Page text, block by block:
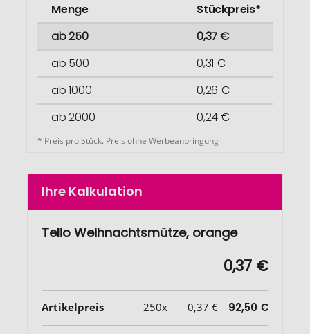
Menge
Stückpreis*
ab 250
0,37 €
ab 500
0,31 €
ab 1000
0,26 €
ab 2000
0,24 €
* Preis pro Stück. Preis ohne Werbeanbringung
Ihre Kalkulation
Telio Weihnachtsmütze, orange
0,37 €
Artikelpreis 250x 0,37 € 92,50 €